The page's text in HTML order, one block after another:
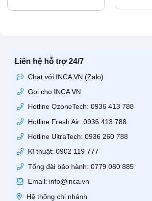
Liên hệ hỗ trợ 24/7
Chat với INCA VN (Zalo)
Gọi cho INCA VN
Hotline OzoneTech: 0936 413 788
Hotline Fresh Air: 0936 413 788
Hotline UltraTech: 0936 260 788
Kĩ thuật: 0902 119 777
Tổng đài bảo hành: 0779 080 885
Email: info@inca.vn
Hệ thống chi nhánh